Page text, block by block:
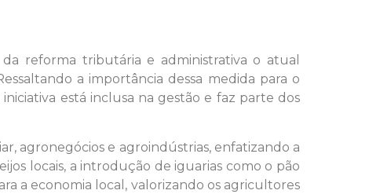
reforma tributária e administrativa o atual
a importância dessa medida para o
está inclusa na gestão e faz parte dos
agronegócios e agroindústrias, enfatizando a
locais, a introdução de iguarias como o pão
a economia local, valorizando os agricultores